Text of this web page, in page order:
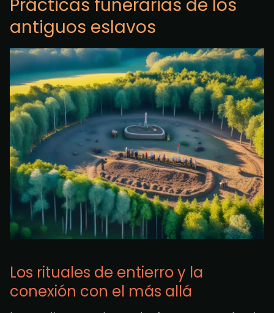
Prácticas funerarias de los
antiguos eslavos
Los rituales de entierro y la
conexión con el más allá